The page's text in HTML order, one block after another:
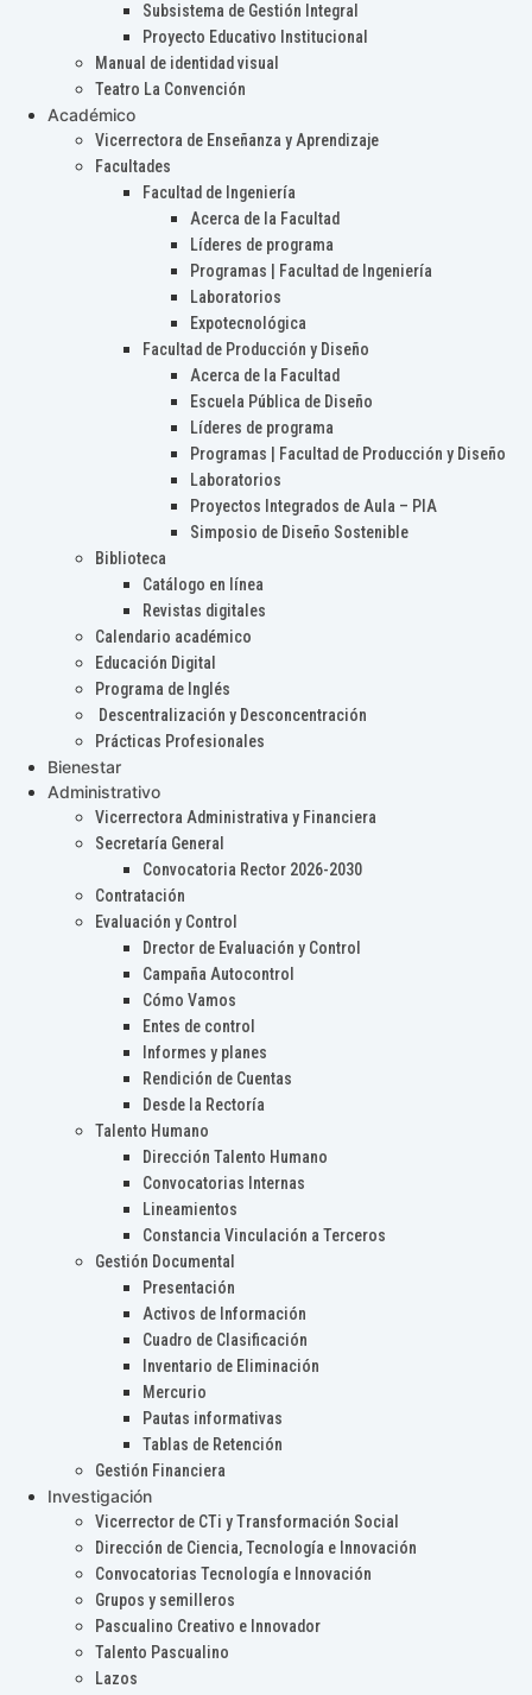
Subsistema de Gestión Integral
Proyecto Educativo Institucional
Manual de identidad visual
Teatro La Convención
Académico
Vicerrectora de Enseñanza y Aprendizaje
Facultades
Facultad de Ingeniería
Acerca de la Facultad
Líderes de programa
Programas | Facultad de Ingeniería
Laboratorios
Expotecnológica
Facultad de Producción y Diseño
Acerca de la Facultad
Escuela Pública de Diseño
Líderes de programa
Programas | Facultad de Producción y Diseño
Laboratorios
Proyectos Integrados de Aula – PIA
Simposio de Diseño Sostenible
Biblioteca
Catálogo en línea
Revistas digitales
Calendario académico
Educación Digital
Programa de Inglés
Descentralización y Desconcentración
Prácticas Profesionales
Bienestar
Administrativo
Vicerrectora Administrativa y Financiera
Secretaría General
Convocatoria Rector 2026-2030
Contratación
Evaluación y Control
Drector de Evaluación y Control
Campaña Autocontrol
Cómo Vamos
Entes de control
Informes y planes
Rendición de Cuentas
Desde la Rectoría
Talento Humano
Dirección Talento Humano
Convocatorias Internas
Lineamientos
Constancia Vinculación a Terceros
Gestión Documental
Presentación
Activos de Información
Cuadro de Clasificación
Inventario de Eliminación
Mercurio
Pautas informativas
Tablas de Retención
Gestión Financiera
Investigación
Vicerrector de CTi y Transformación Social
Dirección de Ciencia, Tecnología e Innovación
Convocatorias Tecnología e Innovación
Grupos y semilleros
Pascualino Creativo e Innovador
Talento Pascualino
Lazos